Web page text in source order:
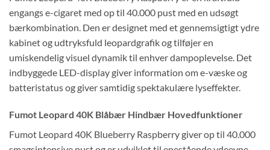
engangs e-cigaret med op til 40.000 pust med en udsøgt
bærkombination. Den er designet med et gennemsigtigt ydre
kabinet og udtryksfuld leopardgrafik og tilføjer en
umiskendelig visuel dynamik til enhver dampoplevelse. Det
indbyggede LED-display giver information om e-væske og
batteristatus og giver samtidig spektakulære lyseffekter.
Fumot Leopard 40K Blåbær Hindbær Hovedfunktioner
Fumot Leopard 40K Blueberry Raspberry giver op til 40.000